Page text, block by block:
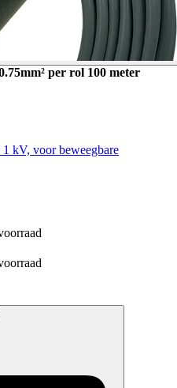
per rol 100 meter
kV, voor beweegbare